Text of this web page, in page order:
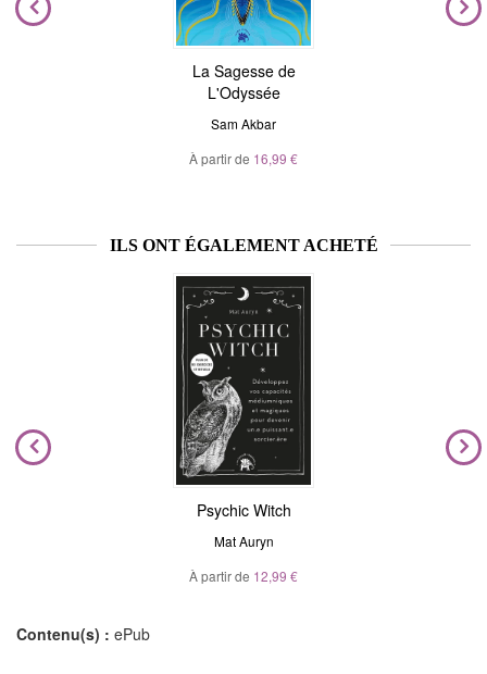
La Sagesse de
L'Odyssée
Sam Akbar
À partir de 16,99 €
ILS ONT ÉGALEMENT ACHETÉ
Psychic Witch
Mat Auryn
À partir de 12,99 €
Contenu(s) : ePub